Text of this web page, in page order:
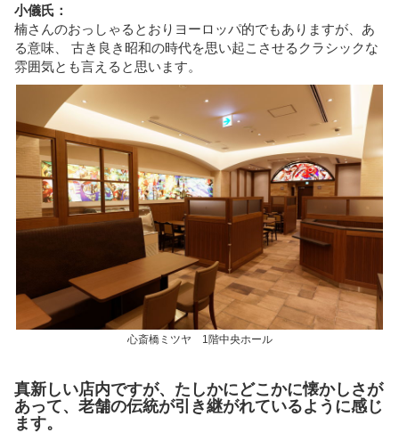
小儀氏：
楠さんのおっしゃるとおりヨーロッパ的でもありますが、あ
る意味、 古き良き昭和の時代を思い起こさせるクラシックな
雰囲気とも言えると思います。
心斎橋ミツヤ 1階中央ホール
真新しい店内ですが、たしかにどこかに懐かしさが
あって、老舗の伝統が引き継がれているように感じ
ます。